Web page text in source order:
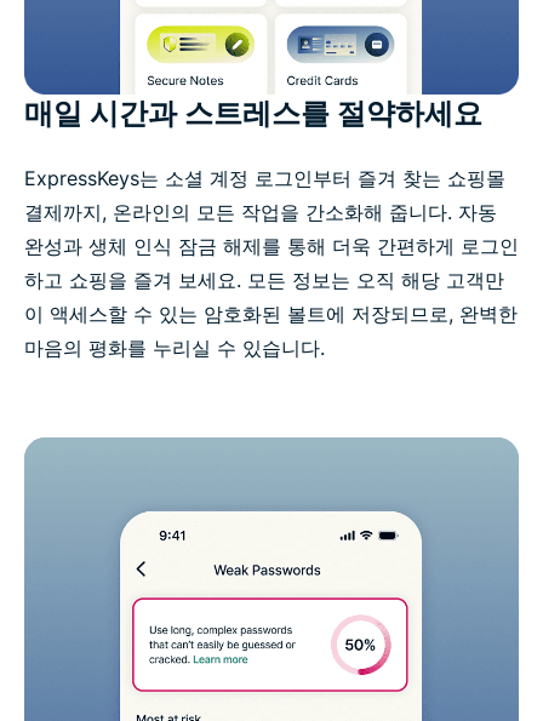
매일 시간과 스트레스를 절약하세요
ExpressKeys는 소셜 계정 로그인부터 즐겨 찾는 쇼핑몰
결제까지, 온라인의 모든 작업을 간소화해 줍니다. 자동
완성과 생체 인식 잠금 해제를 통해 더욱 간편하게 로그인
하고 쇼핑을 즐겨 보세요. 모든 정보는 오직 해당 고객만
이 액세스할 수 있는 암호화된 볼트에 저장되므로, 완벽한
마음의 평화를 누리실 수 있습니다.